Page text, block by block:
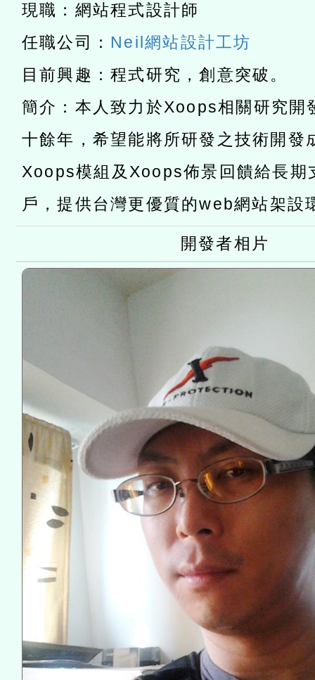
程
A3數位素養講師名單
「數位內容與教學軟體線
t」
赴陸應申請許可一案
轉知經濟部水利署委託財
研究院辦理「115年表揚
位及節水達人選拔活動」
115年8月22日(星期六)辦
市孔廟祈福系列活動—儒
航」
2026年桃園地景藝術節教
現職：網站程式設計師
任職公司： Neil網站設計工坊
目前興趣：程式研究，創意突破。
簡介：本人致力於Xoops相關研究開
十餘年，希望能將所研發之技術開發
Xoops模組及Xoops佈景回饋給長期
戶，提供台灣更優質的web網站架設
開發者相片